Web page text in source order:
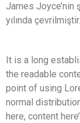
James Joyce’nin
yılında çevrilmiştir.
It is a long
the readable
point of using
normal
here, content